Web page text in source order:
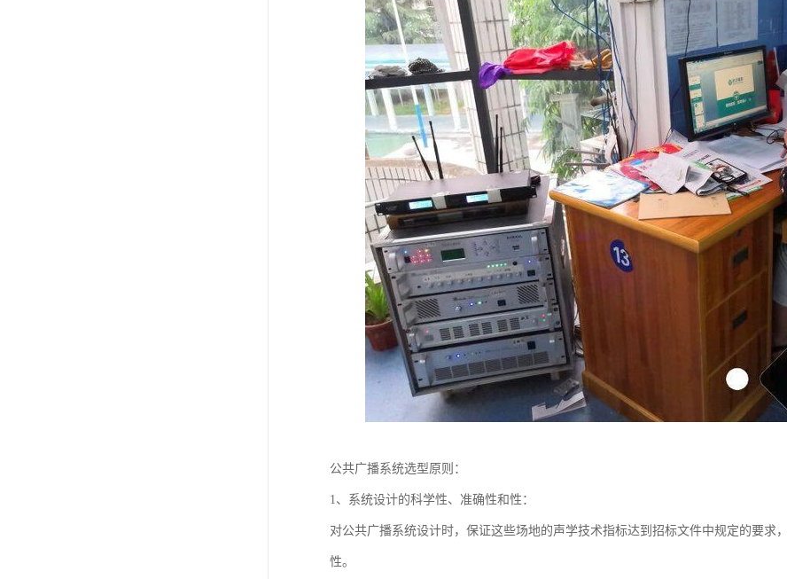
公共广播系统选型原则：
1、系统设计的科学性、准确性和性：
对公共广播系统设计时，保证这些场地的声学技术指标达到招标文件中规定的要求
性。